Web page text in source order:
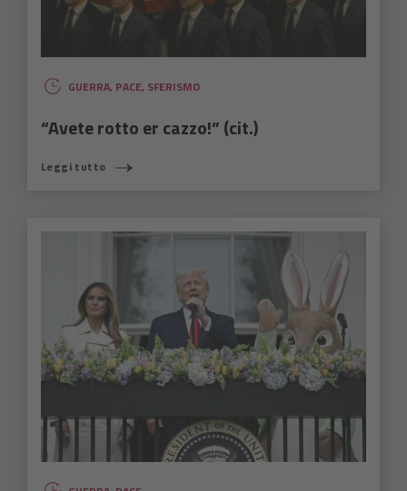
GUERRA, PACE, SFERISMO
“Avete rotto er cazzo!” (cit.)
Leggi tutto